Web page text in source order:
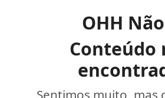
OHH
Conteúdo
Sentimos muito, mas